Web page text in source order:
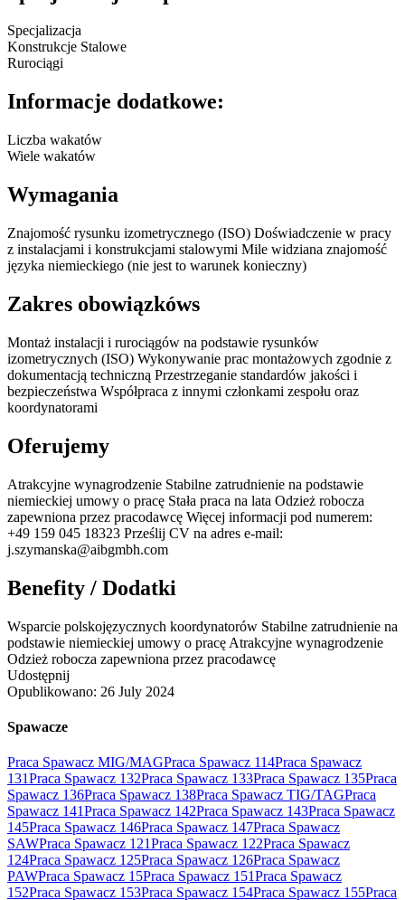
Specjalizacja
Konstrukcje Stalowe
Rurociągi
Informacje dodatkowe:
Liczba wakatów
Wiele wakatów
Wymagania
Znajomość rysunku izometrycznego (ISO) Doświadczenie w pracy
z instalacjami i konstrukcjami stalowymi Mile widziana znajomość
języka niemieckiego (nie jest to warunek konieczny)
Zakres obowiązkóws
Montaż instalacji i rurociągów na podstawie rysunków
izometrycznych (ISO) Wykonywanie prac montażowych zgodnie z
dokumentacją techniczną Przestrzeganie standardów jakości i
bezpieczeństwa Współpraca z innymi członkami zespołu oraz
koordynatorami
Oferujemy
Atrakcyjne wynagrodzenie Stabilne zatrudnienie na podstawie
niemieckiej umowy o pracę Stała praca na lata Odzież robocza
zapewniona przez pracodawcę Więcej informacji pod numerem:
+49 159 045 18323 Prześlij CV na adres e-mail:
j.szymanska@aibgmbh.com
Benefity / Dodatki
Wsparcie polskojęzycznych koordynatorów Stabilne zatrudnienie na
podstawie niemieckiej umowy o pracę Atrakcyjne wynagrodzenie
Odzież robocza zapewniona przez pracodawcę
Udostępnij
Opublikowano: 26 July 2024
Spawacze
Praca Spawacz MIG/MAGPraca Spawacz 114Praca Spawacz
131Praca Spawacz 132Praca Spawacz 133Praca Spawacz 135Praca
Spawacz 136Praca Spawacz 138Praca Spawacz TIG/TAGPraca
Spawacz 141Praca Spawacz 142Praca Spawacz 143Praca Spawacz
145Praca Spawacz 146Praca Spawacz 147Praca Spawacz
SAWPraca Spawacz 121Praca Spawacz 122Praca Spawacz
124Praca Spawacz 125Praca Spawacz 126Praca Spawacz
PAWPraca Spawacz 15Praca Spawacz 151Praca Spawacz
152Praca Spawacz 153Praca Spawacz 154Praca Spawacz 155Praca